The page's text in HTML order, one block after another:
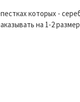
которых -
на 1-2